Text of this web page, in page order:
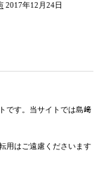
2017年12月24日
です。当サイトでは島﨑
用はご遠慮くださいます